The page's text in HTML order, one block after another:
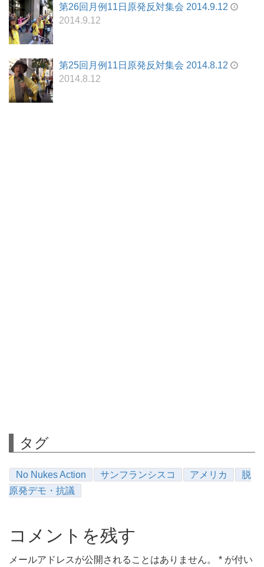
第26回月例11日原発反対集会 2014.9.12
2014.9.12
第25回月例11日原発反対集会 2014.8.12
2014.8.12
タグ
No Nukes Action サンフランシスコ アメリカ
脱
原発デモ・抗議
コメントを残す
メールアドレスが公開されることはありません。 * が付い